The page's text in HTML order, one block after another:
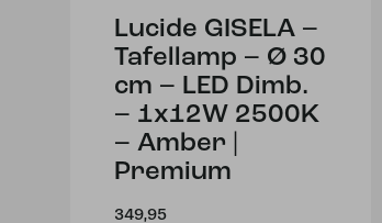
Lucide GISELA –
Tafellamp – Ø 30
cm – LED Dimb.
– 1x12W 2500K
– Amber |
Premium
349,95